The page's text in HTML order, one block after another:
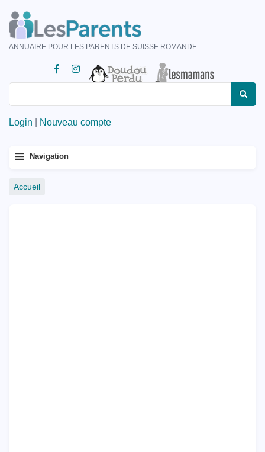
au
contenu
principal
ANNUAIRE POUR LES PARENTS DE SUISSE ROMANDE
Login Nouveau compte
Menu
≡ Navigation
Fil
Accueil